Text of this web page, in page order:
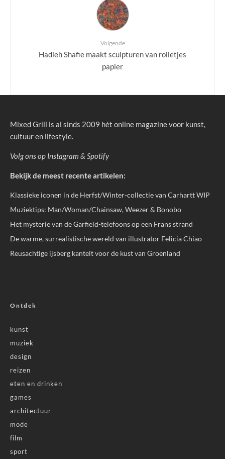
Volgende
Hadieh Shafie maakt sculpturen van rolletjes
papier
Mixed Grill is al sinds 2009 hét online magazine voor kunst,
cultuur en lifestyle.
Volg ons op Instagram & Spotify
Bekijk de meest recente artikelen:
Klassieke iconen in de Herfst/Winter-collectie van Carhartt WIP
Muziektips: Man/Woman/Chainsaw, Weezer & Bonobo
Het mysterie van de Garfield-telefoons op een Frans strand
De warme, surrealistische wereld van illustrator Felicia Chiao
Reusachtige ijsberg kantelt voor de kust van Groenland
Ontdek
kunst
muziek
design
reizen
eten en drinken
games
architectuur
mode
film
sport